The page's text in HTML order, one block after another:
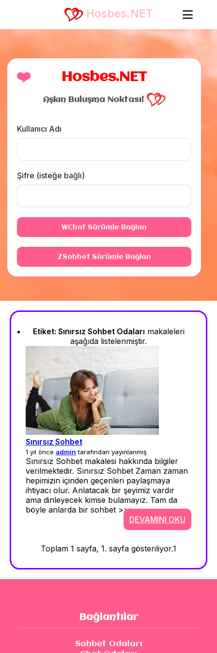
Hosbes.NET
❤️ Hosbes.NET
Aşkın Buluşma Noktası!
Kullanıcı Adı
Şifre (isteğe bağlı)
WChat Sürümle Bağlan
ZSohbet Sürümle Bağlan
Etiket: Sınırsız Sohbet Odaları makaleleri
aşağıda listelenmiştir.
Sınırsız Sohbet
1 yıl önce admin tarafından yayınlanmış
Sınırsız Sohbet makalesi hakkında bilgiler
verilmektedir. Sınırsız Sohbet Zaman zaman
hepimizin içinden geçenleri paylaşmaya
ihtiyacı olur. Anlatacak bir şeyimiz vardır
ama dinleyecek kimse bulamayız. Tam da
böyle anlarda bir sohbet >>>
DEVAMINI OKU
Toplam 1 sayfa, 1. sayfa gösteriliyor.1
Bağlantılar
Sohbet Odaları